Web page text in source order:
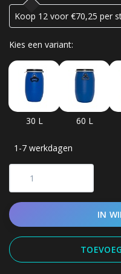
Koop 12 voor €70,25 per
Kies een variant:
30 L 60 L
1-7 werkdagen
IN